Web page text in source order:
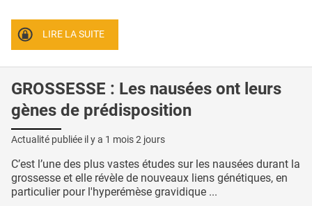
LIRE LA SUITE
GROSSESSE : Les nausées ont leurs
gènes de prédisposition
Actualité publiée il y a 1 mois 2 jours
C’est l’une des plus vastes études sur les nausées durant la
grossesse et elle révèle de nouveaux liens génétiques, en
particulier pour l'hyperémèse gravidique ...